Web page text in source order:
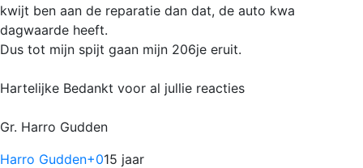
kwijt ben aan de reparatie dan dat, de auto kwa
dagwaarde heeft.
Dus tot mijn spijt gaan mijn 206je eruit.
Hartelijke Bedankt voor al jullie reacties
Gr. Harro Gudden
Harro Gudden+015 jaar